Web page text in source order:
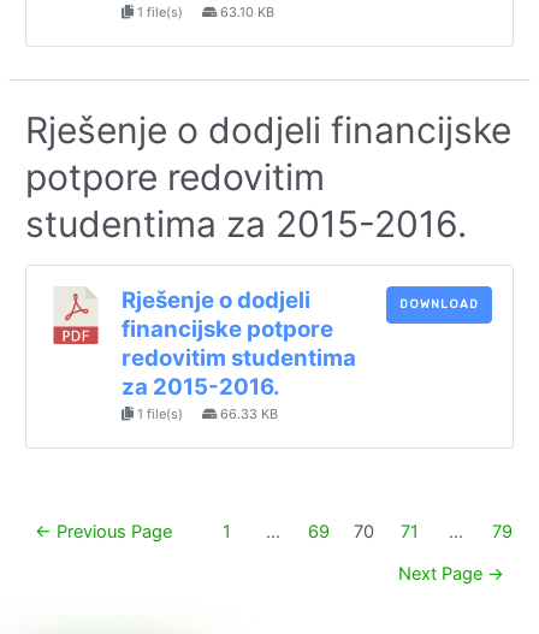
1 file(s) 63.10 KB
Rješenje o dodjeli financijske
potpore redovitim
studentima za 2015-2016.
Rješenje o dodjeli
financijske potpore
redovitim studentima
za 2015-2016.
1 file(s) 66.33 KB
DOWNLOAD
Paginacija
← Previous Page 1 … 69 70 71 …
79
Next Page →